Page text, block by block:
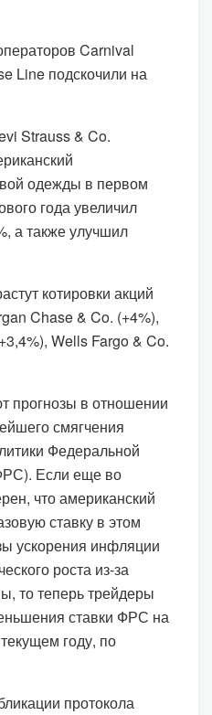
Carnival
Line подскочили на
Strauss & Co.
одежды в первом
года увеличил
а также улучшил
котировки акций
Chase & Co. (+4%),
Wells Fargo & Co.
прогнозы в отношении
смягчения
Федеральной
Если еще во
что американский
ставку в этом
ускорения инфляции
роста из-за
то теперь трейдеры
ставки ФРС на
году, по
протокола